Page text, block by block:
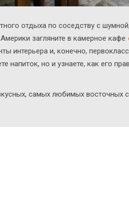
отдыха по соседству с
загляните в камерное кафе
интерьера и, конечно,
напиток, но и узнаете, как его
самых любимых восточных